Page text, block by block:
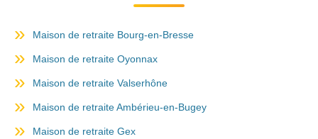
Maison de retraite Bourg-en-Bresse
Maison de retraite Oyonnax
Maison de retraite Valserhône
Maison de retraite Ambérieu-en-Bugey
Maison de retraite Gex